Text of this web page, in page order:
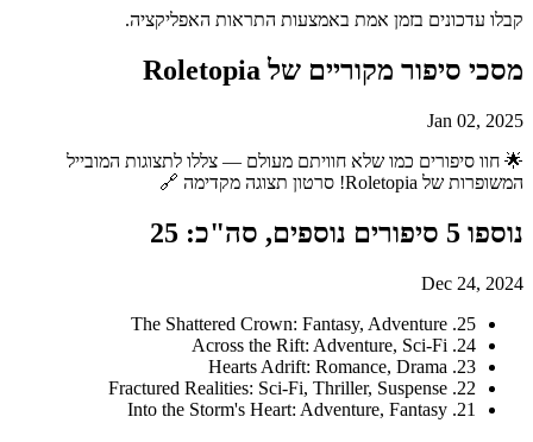
קבלו עדכונים בזמן אמת באמצעות התראות האפליקציה.
מסכי סיפור מקוריים של Roletopia
Jan 02, 2025
🌟 חוו סיפורים כמו שלא חוויתם מעולם — צללו לתצוגות המובייל
המשופרות של Roletopia! סרטון תצוגה מקדימה 🔗
נוספו 5 סיפורים נוספים, סה"כ: 25
Dec 24, 2024
25. The Shattered Crown: Fantasy, Adventure
24. Across the Rift: Adventure, Sci-Fi
23. Hearts Adrift: Romance, Drama
22. Fractured Realities: Sci-Fi, Thriller, Suspense
21. Into the Storm's Heart: Adventure, Fantasy